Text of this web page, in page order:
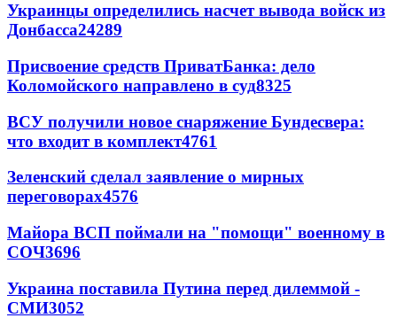
Украинцы определились насчет вывода войск из
Донбасса24289
Присвоение средств ПриватБанка: дело
Коломойского направлено в суд8325
ВСУ получили новое снаряжение Бундесвера:
что входит в комплект4761
Зеленский сделал заявление о мирных
переговорах4576
Майора ВСП поймали на "помощи" военному в
СОЧ3696
Украина поставила Путина перед дилеммой -
СМИ3052